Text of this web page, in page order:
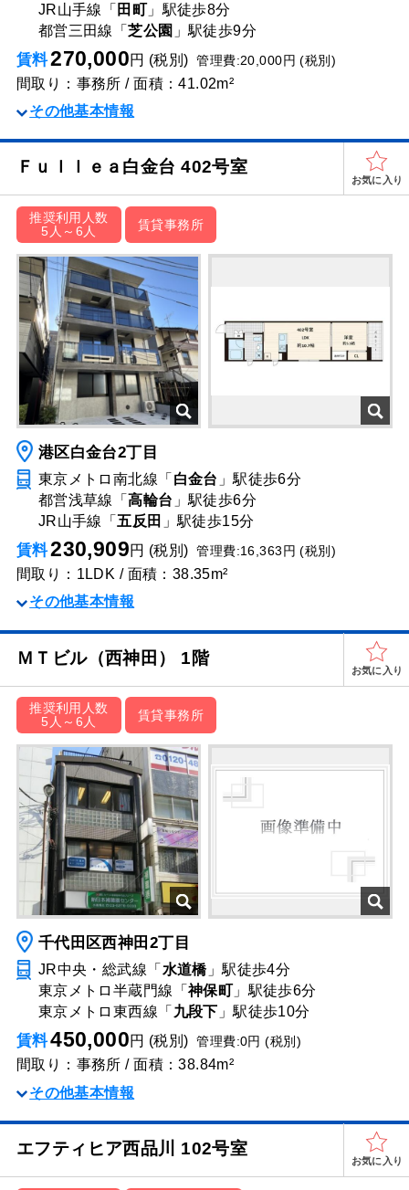
JR山手線「 田町 」駅徒歩8分
都営三田線「芝公園 」駅徒歩9分
賃料270,000円 (税別)管理費:20,000円 (税別)
間取り：事務所 / 面積：41.02m²
その他基本情報
Ｆｕｌｌｅａ白金台 402号室
お気に入り
推奨利用人数
5人～6人
賃貸事務所
港区白金台2丁目
東京メトロ南北線「 白金台 」駅徒歩6分
都営浅草線「高輪台 」駅徒歩6分
JR山手線「 五反田 」駅徒歩15分
賃料230,909円 (税別)管理費:16,363円 (税別)
間取り：1LDK / 面積：38.35m²
その他基本情報
ＭＴビル（西神田） 1階
お気に入り
推奨利用人数
5人～6人
賃貸事務所
千代田区西神田2丁目
JR中央・総武線「 水道橋」駅徒歩4分
東京メトロ半蔵門線「 神保町 」駅徒歩6分
東京メトロ東西線「 九段下 」駅徒歩10分
賃料450,000円 (税別)管理費:0円 (税別)
間取り：事務所 / 面積：38.84m²
その他基本情報
エフティヒア西品川 102号室
お気に入り